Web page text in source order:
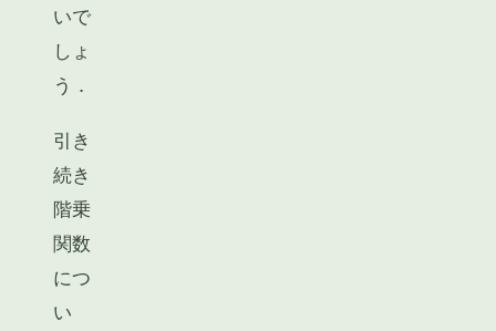
いで
しょ
う．
引き
続き
階乗
関数
につ
い